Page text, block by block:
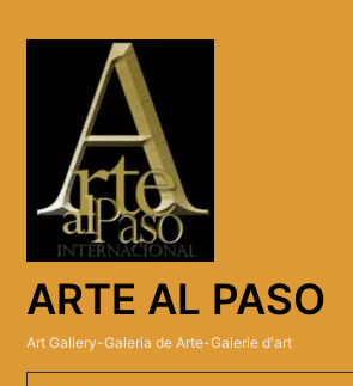
ARTE AL PASO
Art Gallery-Galeria de Arte-Galerie d'art